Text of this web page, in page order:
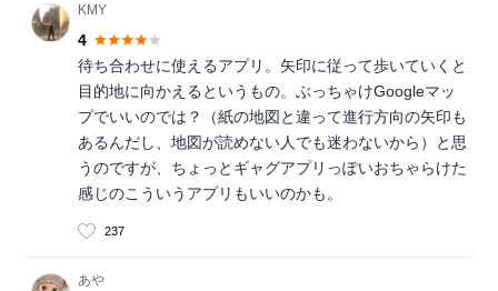
KMY
4
待ち合わせに使えるアプリ。矢印に従って歩いていくと
目的地に向かえるというもの。ぶっちゃけGoogleマッ
プでいいのでは？（紙の地図と違って進行方向の矢印も
あるんだし、地図が読めない人でも迷わないから）と思
うのですが、ちょっとギャグアプリっぽいおちゃらけた
感じのこういうアプリもいいのかも。
237
あや